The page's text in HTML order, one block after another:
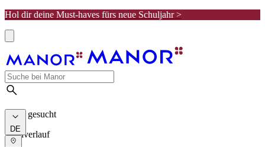
Hol dir deine Must-haves fürs neue Schuljahr >
Meist gesucht
Suchverlauf
DE